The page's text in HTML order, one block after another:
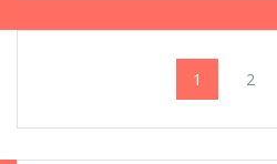
Seite
1 Seite
2